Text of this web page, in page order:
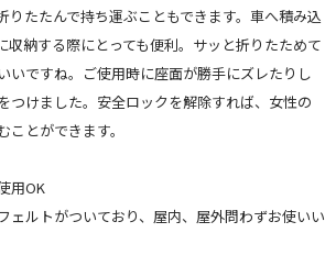
りたたんで持ち運ぶこともできます。車へ積み込
収納する際にとっても便利。サッと折りたためて
いですね。ご使用時に座面が勝手にズレたりし
つけました。安全ロックを解除すれば、女性の
とができます。
用OK
ェルトがついており、屋内、屋外問わずお使いい